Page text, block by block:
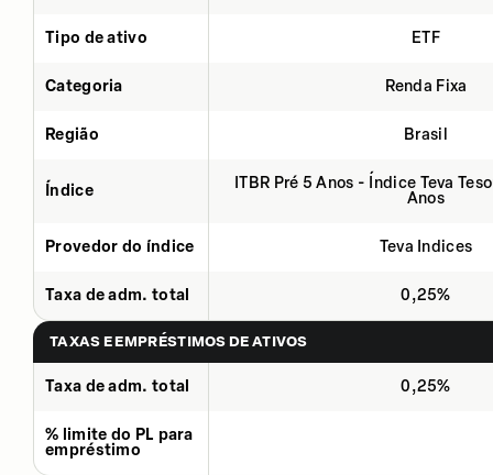
Tipo de ativo ETF
Categoria Renda Fixa
Região Brasil
Índice
ITBR Pré 5 Anos - Índice Teva
Anos
Provedor do índice Teva Indices
Taxa de adm. total 0,25%
TAXAS E EMPRÉSTIMOS DE ATIVOS
Taxa de adm. total 0,25%
% limite do PL para
empréstimo